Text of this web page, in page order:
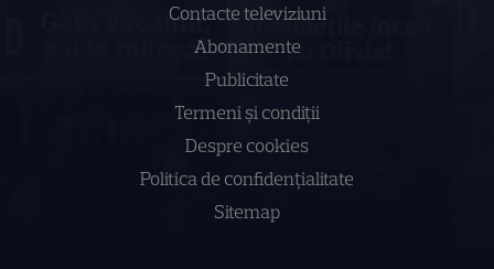
Contacte televiziuni
Abonamente
Publicitate
Termeni și condiții
Despre cookies
Politica de confidenţialitate
Sitemap